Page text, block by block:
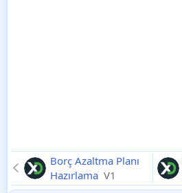
Borç Azaltma Planı
Hazırlama V1